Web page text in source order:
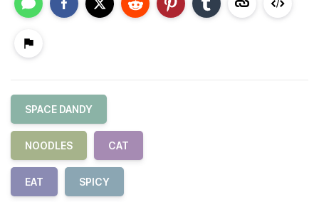
SPACE DANDY
NOODLES CAT
EAT SPICY